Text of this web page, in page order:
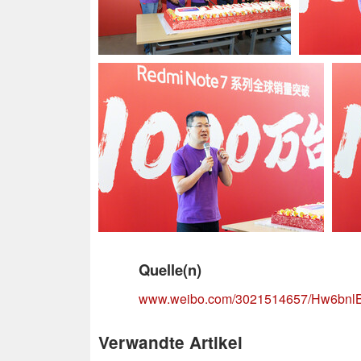
Quelle(n)
www.weibo.com/3021514657/
Verwandte Artikel